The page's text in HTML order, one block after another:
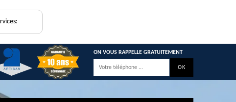
ON VOUS RAPPELLE GRATUITEMENT